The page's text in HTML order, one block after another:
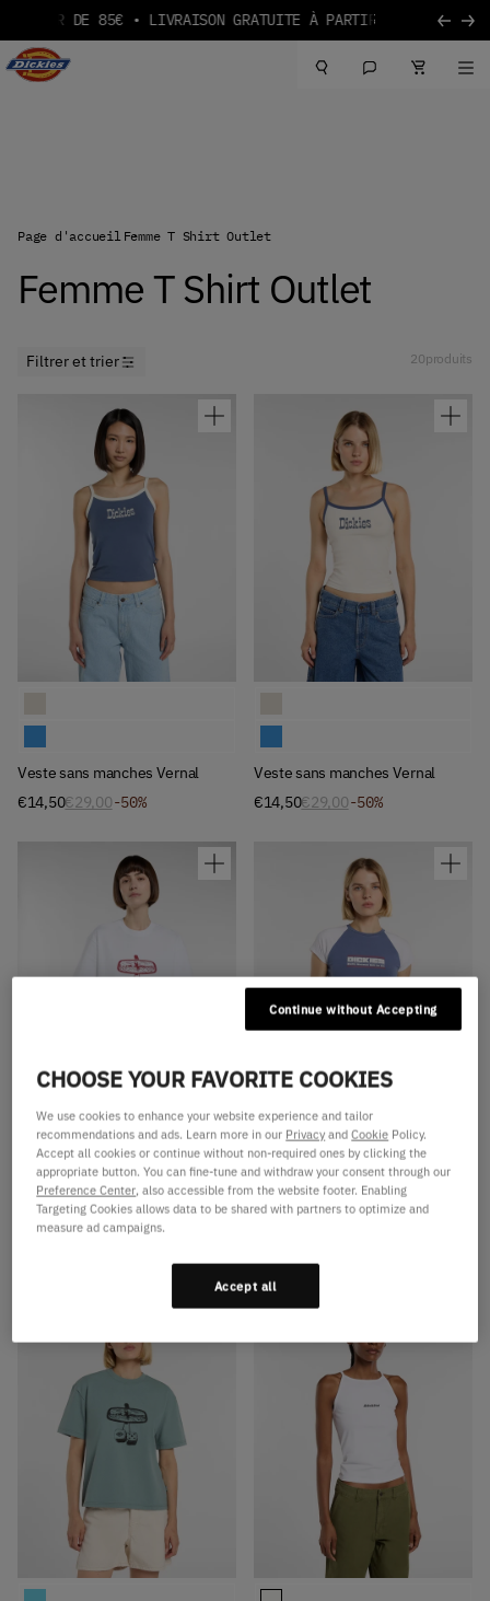
Aller au contenu
DE 85€
Logo Dickies
Page d'accueil Femme T Shirt Outlet
Femme T Shirt Outlet
Filtrer et trier 20produits
Veste sans manches Vernal
€14,50€29,00-50%
Veste sans manches Vernal
€14,50€29,00-50%
Available Colors
T-shirt mi-lourd Polk
T-shirt mi-lourd Polk
T-shirt mi-lourd Polk
Available Colors
T-shirt raglan mi-lourd Derby
T-shirt raglan mi-lourd Derby
T-shirt raglan mi-lourd Derby
Available Colors Available Colors
CHOOSE YOUR FAVORITE COOKIES
We use cookies to enhance your website experience and tailor
recommendations and ads. Learn more in our Privacy andCookie Policy.
Accept all cookies or continue without non-required ones by clicking the
appropriate button. You can fine-tune and withdraw your consent through our
Preference Center, also accessible from the website footer. Enabling
Targeting Cookies allows data to be shared with partners to optimize and
measure ad campaigns.
Accept all
Continue without Accepting